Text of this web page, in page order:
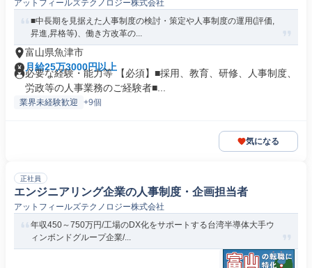
アットフィールズテクノロジー株式会社
■中長期を見据えた人事制度の検討・策定や人事制度の運用(評価,
昇進,昇格等)、働き方改革の...
富山県魚津市
月給25万3000円以上
必要な経験・能力等 【必須】■採用、教育、研修、人事制度、
労政等の人事業務のご経験者■...
業界未経験歓迎 +9個
気になる
正社員
エンジニアリング企業の人事制度・企画担当者
アットフィールズテクノロジー株式会社
年収450～750万円/工場のDX化をサポートする台湾半導体大手ウ
ィンボンドグループ企業/...